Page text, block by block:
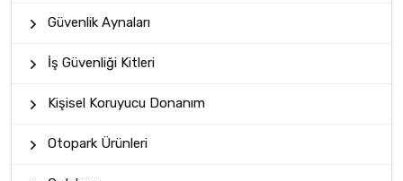
Güvenlik Aynaları
İş Güvenliği Kitleri
Kişisel Koruyucu Donanım
Otopark Ürünleri